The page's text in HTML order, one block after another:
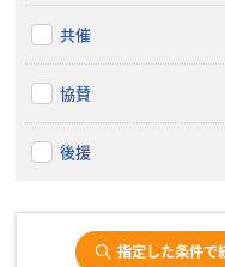
共催
協賛
後援
指定した条件で